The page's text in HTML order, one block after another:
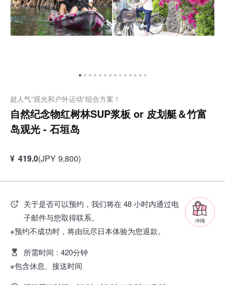
超人气“观光和户外运动”组合方案！
自然纪念物红树林SUP浆板 or 皮划艇＆竹富
岛观光 - 石垣岛
¥ 419.0(JPY 9,800)
冲绳
关于是否可以预约，我们将在 48 小时内通过电
子邮件与您取得联系。
※预约不成功时，将由玩尽日本体验为您退款。
所需时间 : 420分钟
※包含休息、接送时间